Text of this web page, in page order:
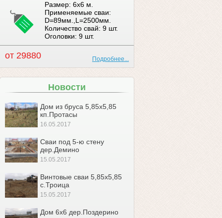
Размер: 6x6 м.
Применяемые сваи:
D=89мм.,L=2500мм.
Количество свай: 9 шт.
Оголовки: 9 шт.
от 29880 Подробнее...
Новости
Дом из бруса 5,85х5,85
кп.Протасы
16.05.2017
Сваи под 5-ю стену
дер.Демино
15.05.2017
Винтовые сваи 5,85х5,85
с.Троица
15.05.2017
Дом 6х6 дер.Поздерино